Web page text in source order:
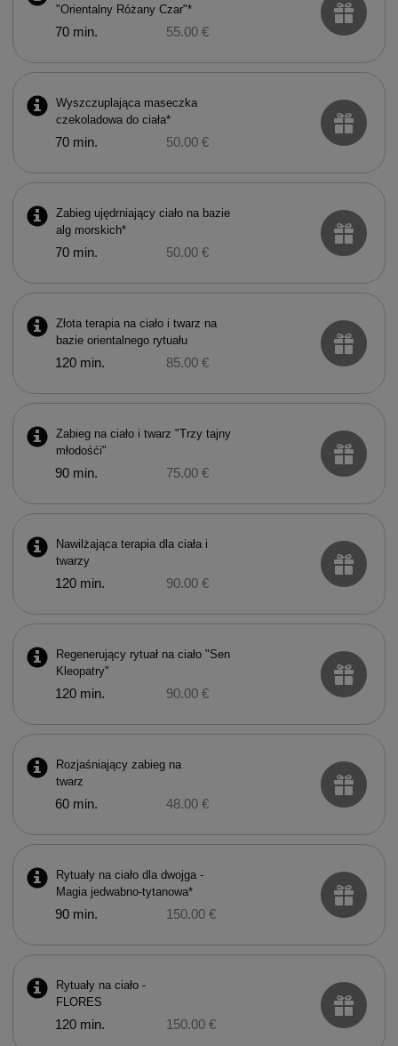
"Orientalny Różany Czar"*
70 min. 55.00 €
Wyszczuplająca maseczka
czekoladowa do ciała*
70 min. 50.00 €
Zabieg ujędrniający ciało na bazie
alg morskich*
70 min. 50.00 €
Złota terapia na ciało i twarz na
bazie orientalnego rytuału
120 min. 85.00 €
Zabieg na ciało i twarz "Trzy tajny
młodośći"
90 min. 75.00 €
Nawilżająca terapia dla ciała i
twarzy
120 min. 90.00 €
Regenerujący rytuał na ciało "Sen
Kleopatry"
120 min. 90.00 €
Rozjaśniający zabieg na
twarz
60 min. 48.00 €
Rytuały na ciało dla dwojga -
Magia jedwabno-tytanowa*
90 min. 150.00 €
Rytuały na ciało -
FLORES
120 min. 150.00 €